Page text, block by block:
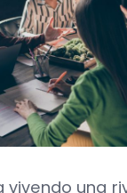
vivendo una